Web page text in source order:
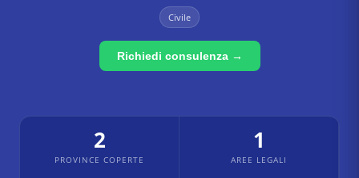
Civile
Richiedi consulenza →
2
PROVINCE COPERTE
1
AREE LEGALI